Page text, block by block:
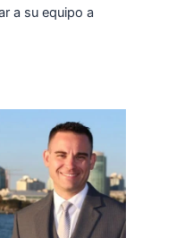
a su equipo a